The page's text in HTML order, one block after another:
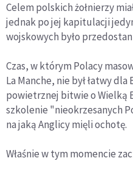
Celem polskich żołnierzy
jednak po jej kapitulacji
wojskowych było
Czas, w którym Polacy
La Manche, nie był łatwy
powietrznej bitwie o Wielką
szkolenie "nieokrzesanych
na jaką Anglicy mięli ochotę.
Właśnie w tym momencie